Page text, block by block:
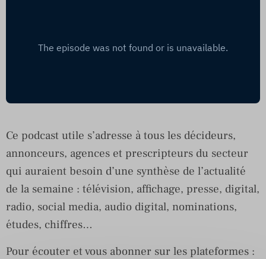
Ce podcast utile s’adresse à tous les décideurs,
annonceurs, agences et prescripteurs du secteur
qui auraient besoin d’une synthèse de l’actualité
de la semaine : télévision, affichage, presse, digital,
radio, social media, audio digital, nominations,
études, chiffres…
Pour écouter et vous abonner sur les plateformes :